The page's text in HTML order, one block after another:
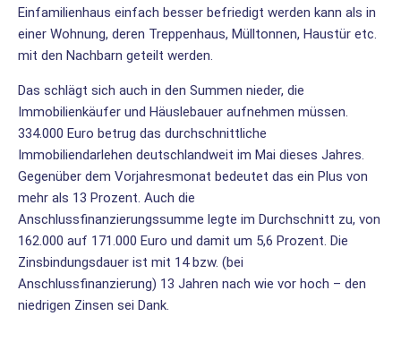
Einfamilienhaus einfach besser befriedigt werden kann als in
einer Wohnung, deren Treppenhaus, Mülltonnen, Haustür etc.
mit den Nachbarn geteilt werden.
Das schlägt sich auch in den Summen nieder, die
Immobilienkäufer und Häuslebauer aufnehmen müssen.
334.000 Euro betrug das durchschnittliche
Immobiliendarlehen deutschlandweit im Mai dieses Jahres.
Gegenüber dem Vorjahresmonat bedeutet das ein Plus von
mehr als 13 Prozent. Auch die
Anschlussfinanzierungssumme legte im Durchschnitt zu, von
162.000 auf 171.000 Euro und damit um 5,6 Prozent. Die
Zinsbindungsdauer ist mit 14 bzw. (bei
Anschlussfinanzierung) 13 Jahren nach wie vor hoch – den
niedrigen Zinsen sei Dank.